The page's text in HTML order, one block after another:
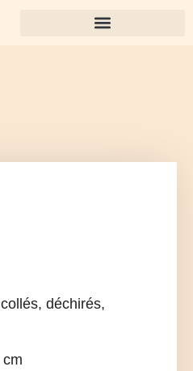
déchirés,